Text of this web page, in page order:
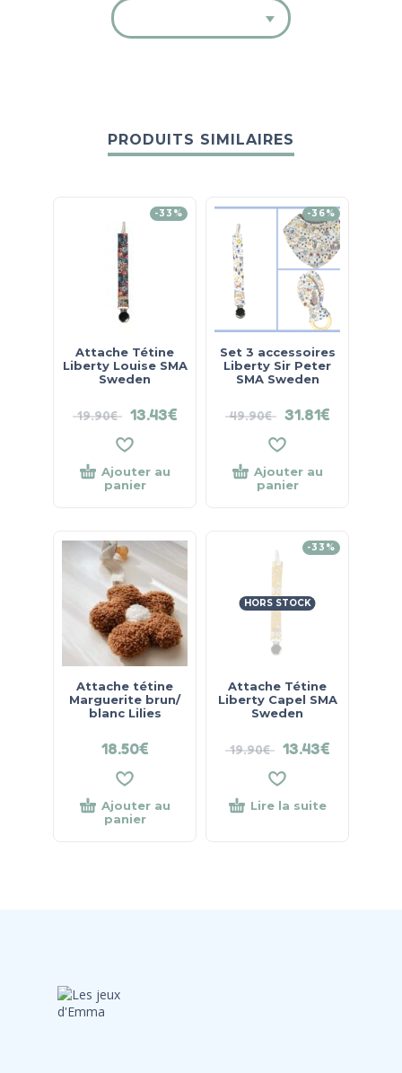
PRODUITS SIMILAIRES
-33%
Attache Tétine
Liberty Louise SMA
Sweden
19.90€ 13.43€
Ajouter au
panier
-36%
Set 3 accessoires
Liberty Sir Peter
SMA Sweden
49.90€ 31.81€
Ajouter au
panier
Attache tétine
Marguerite brun/
blanc Lilies
18.50€
Ajouter au
panier
-33%
HORS STOCK
Attache Tétine
Liberty Capel SMA
Sweden
19.90€ 13.43€
Lire la suite